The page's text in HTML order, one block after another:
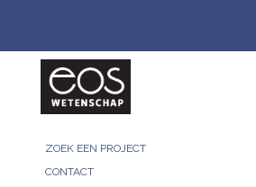
ZOEK EEN PROJECT
CONTACT